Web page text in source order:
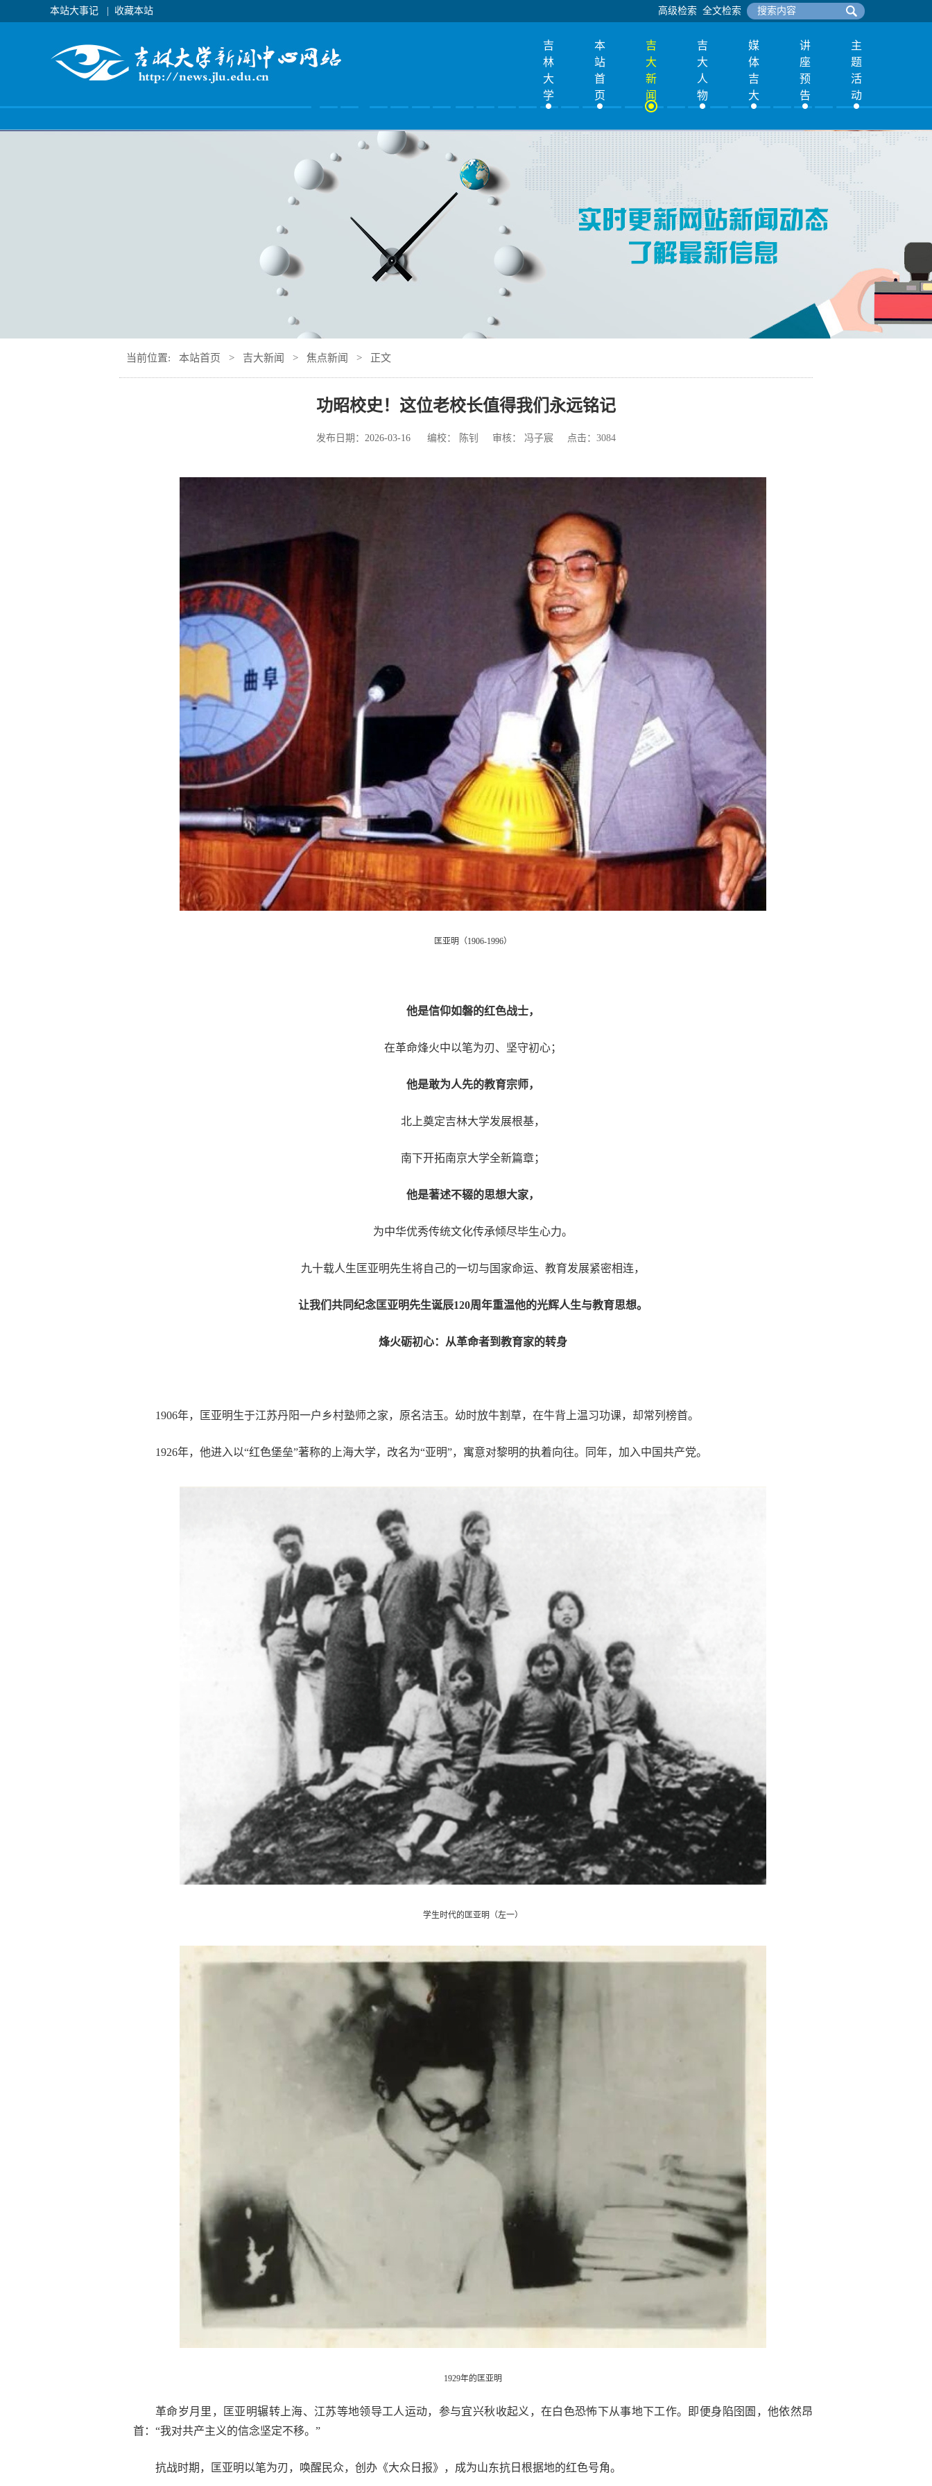
本站大事记 收藏本站 高级检索 全文检索
吉
林
大
学
本
站
首
页
吉
大
新
闻
吉
大
人
物
媒
体
吉
大
讲
座
预
告
主
题
活
动
当前位置: 本站首页 > 吉大新闻 > 焦点新闻 > 正文
功昭校史！这位老校长值得我们永远铭记
发布日期： 2026-03-16 编校： 陈钊 审核： 冯子宸 点击： 3084
匡亚明（1906-1996）
他是信仰如磐的红色战士，
在革命烽火中以笔为刃、坚守初心；
他是敢为人先的教育宗师，
北上奠定吉林大学发展根基，
南下开拓南京大学全新篇章；
他是著述不辍的思想大家，
为中华优秀传统文化传承倾尽毕生心力。
九十载人生匡亚明先生将自己的一切与国家命运、教育发展紧密相连，
让我们共同纪念匡亚明先生诞辰120周年重温他的光辉人生与教育思想。
烽火砺初心：从革命者到教育家的转身
1906年，匡亚明生于江苏丹阳一户乡村塾师之家，原名洁玉。幼时放牛割草，在牛背上温习功课，却常列榜首。
1926年，他进入以“红色堡垒”著称的上海大学，改名为“亚明”，寓意对黎明的执着向往。同年，加入中国共产党。
学生时代的匡亚明（左一）
1929年的匡亚明
革命岁月里，匡亚明辗转上海、江苏等地领导工人运动，参与宜兴秋收起义，在白色恐怖下从事地下工作。即便身陷囹圄，他依然昂
首：“我对共产主义的信念坚定不移。”
抗战时期，匡亚明以笔为刃，唤醒民众，创办《大众日报》，成为山东抗日根据地的红色号角。